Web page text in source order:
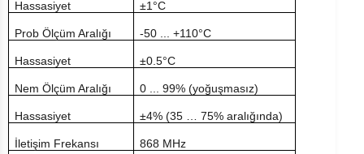
Hassasiyet ±1°C
Prob Ölçüm Aralığı -50 ... +110°C
Hassasiyet ±0.5°C
Nem Ölçüm Aralığı 0 ... 99% (yoğuşmasız)
Hassasiyet ±4% (35 … 75% aralığında)
İletişim Frekansı 868 MHz